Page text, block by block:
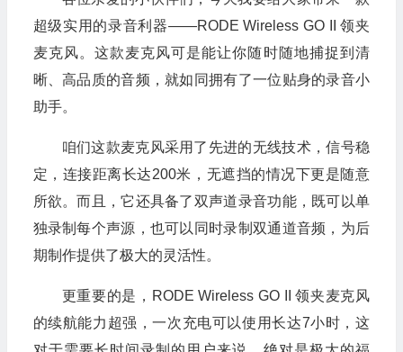
超级实用的录音利器——RODE Wireless GO II 领夹
麦克风。这款麦克风可是能让你随时随地捕捉到清
晰、高品质的音频，就如同拥有了一位贴身的录音小
助手。
咱们这款麦克风采用了先进的无线技术，信号稳
定，连接距离长达200米，无遮挡的情况下更是随意
所欲。而且，它还具备了双声道录音功能，既可以单
独录制每个声源，也可以同时录制双通道音频，为后
期制作提供了极大的灵活性。
更重要的是，RODE Wireless GO II 领夹麦克风
的续航能力超强，一次充电可以使用长达7小时，这